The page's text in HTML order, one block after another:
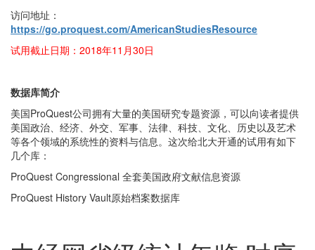
访问地址：
https://go.proquest.com/AmericanStudiesResource
试用截止日期：2018年11月30日
数据库简介
美国ProQuest公司拥有大量的美国研究专题资源，可以向读者提供
美国政治、经济、外交、军事、法律、科技、文化、历史以及艺术
等各个领域的系统性的资料与信息。这次给北大开通的试用有如下
几个库：
ProQuest Congressional 全套美国政府文献信息资源
ProQuest History Vault原始档案数据库